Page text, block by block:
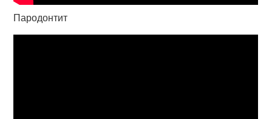
Пародонтит